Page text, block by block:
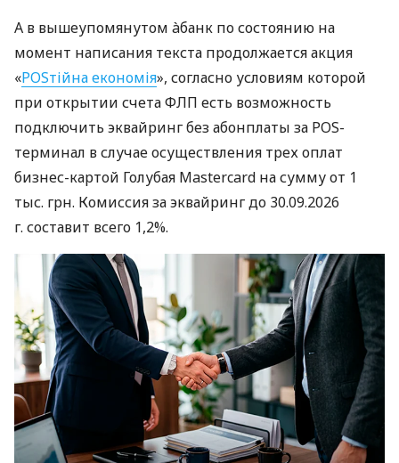
А в вышеупомянутом àбанк по состоянию на
момент написания текста продолжается акция
«POSтійна економія», согласно условиям которой
при открытии счета ФЛП есть возможность
подключить эквайринг без абонплаты за POS-
терминал в случае осуществления трех оплат
бизнес-картой Голубая Mastercard на сумму от 1
тыс. грн. Комиссия за эквайринг до 30.09.2026
г. составит всего 1,2%.